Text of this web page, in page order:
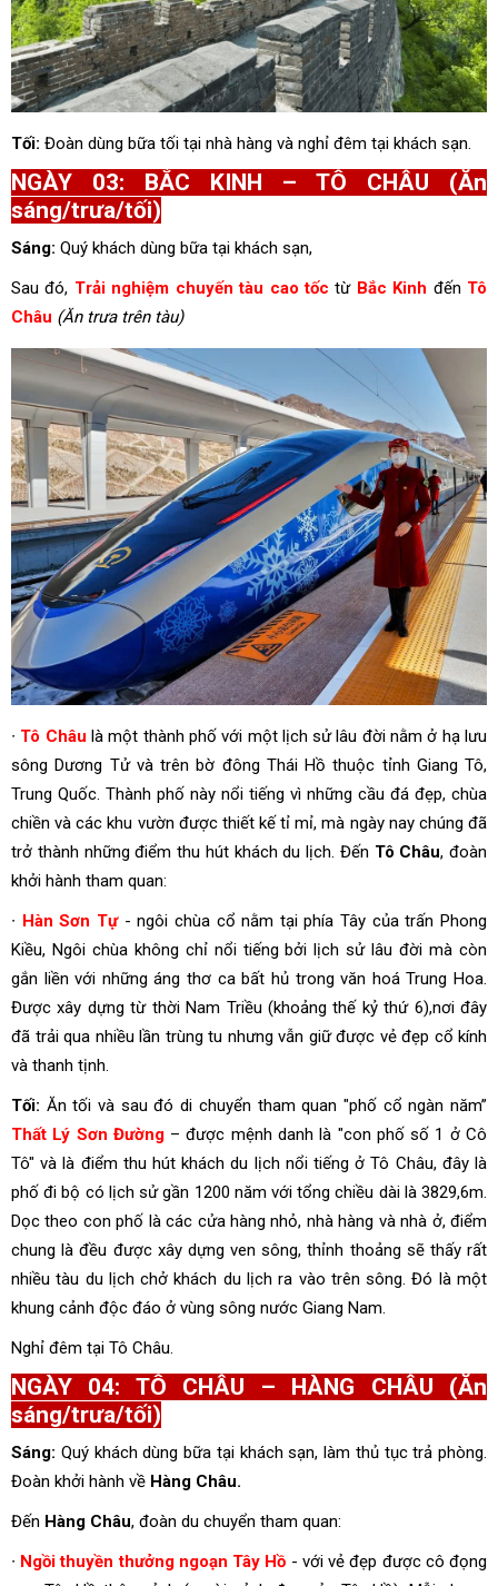
Tối: Đoàn dùng bữa tối tại nhà hàng và nghỉ đêm tại khách sạn.
NGÀY 03: BẮC KINH – TÔ CHÂU (Ăn
sáng/trưa/tối)
Sáng: Quý khách dùng bữa tại khách sạn,
Sau đó, Trải nghiệm chuyến tàu cao tốctừ Bắc Kinh đến Tô
Châu (Ăn trưa trên tàu)
∙ Tô Châu là một thành phố với một lịch sử lâu đời nằm ở hạ lưu
sông Dương Tử và trên bờ đông Thái Hồ thuộc tỉnh Giang Tô,
Trung Quốc. Thành phố này nổi tiếng vì những cầu đá đẹp, chùa
chiền và các khu vườn được thiết kế tỉ mỉ, mà ngày nay chúng đã
trở thành những điểm thu hút khách du lịch. Đến Tô Châu, đoàn
khởi hành tham quan:
∙ Hàn Sơn Tự - ngôi chùa cổ nằm tại phía Tây của trấn Phong
Kiều, Ngôi chùa không chỉ nổi tiếng bởi lịch sử lâu đời mà còn
gắn liền với những áng thơ ca bất hủ trong văn hoá Trung Hoa.
Được xây dựng từ thời Nam Triều (khoảng thế kỷ thứ 6),nơi đây
đã trải qua nhiều lần trùng tu nhưng vẫn giữ được vẻ đẹp cổ kính
và thanh tịnh.
Tối: Ăn tối và sau đó di chuyển tham quan "phố cổ ngàn năm”
Thất Lý Sơn Đường – được mệnh danh là "con phố số 1 ở Cô
Tô" và là điểm thu hút khách du lịch nổi tiếng ở Tô Châu, đây là
phố đi bộ có lịch sử gần 1200 năm với tổng chiều dài là 3829,6m.
Dọc theo con phố là các cửa hàng nhỏ, nhà hàng và nhà ở, điểm
chung là đều được xây dựng ven sông, thỉnh thoảng sẽ thấy rất
nhiều tàu du lịch chở khách du lịch ra vào trên sông. Đó là một
khung cảnh độc đáo ở vùng sông nước Giang Nam.
Nghỉ đêm tại Tô Châu.
NGÀY 04: TÔ CHÂU – HÀNG CHÂU (Ăn
sáng/trưa/tối)
Sáng: Quý khách dùng bữa tại khách sạn, làm thủ tục trả phòng.
Đoàn khởi hành về Hàng Châu.
Đến Hàng Châu, đoàn du chuyển tham quan:
∙ Ngồi thuyền thưởng ngoạn Tây Hồ - với vẻ đẹp được cô đọng